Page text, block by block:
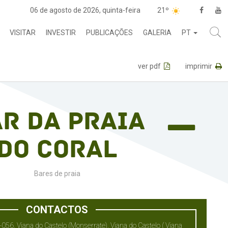
06 de agosto de 2026, quinta-feira 21º
VISITAR INVESTIR PUBLICAÇÕES GALERIA PT
ver pdf imprimir
da Praia
Coral
Bares de praia
CONTACTOS
Viana do Castelo (Monserrate), Viana do Castelo ( Viana